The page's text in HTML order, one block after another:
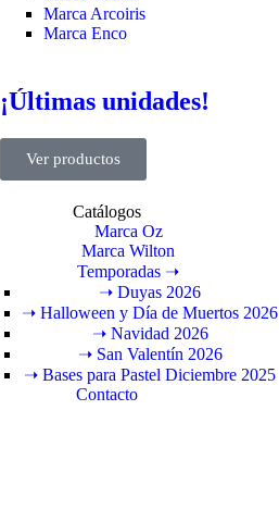
Marca Arcoiris
Marca Enco
¡Últimas unidades!
Ver productos
Catálogos
Marca Oz
Marca Wilton
Temporadas ➝
➝ Duyas 2026
➝ Halloween y Día de Muertos 2026
➝ Navidad 2026
➝ San Valentín 2026
➝ Bases para Pastel Diciembre 2025
Contacto